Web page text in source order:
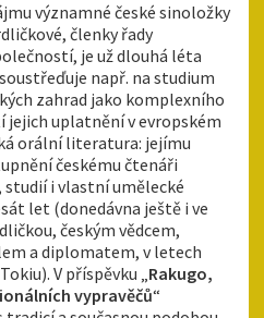
významné české sinoložky
členky řady
je už dlouhá léta
např. na studium
zahrad jako komplexního
uplatnění v evropském
orální literatura: jejímu
českému čtenáři
i vlastní umělecké
let (donedávna ještě i ve
českým vědcem,
a diplomatem, v letech
V příspěvku „Rakugo,
vypravěčů“